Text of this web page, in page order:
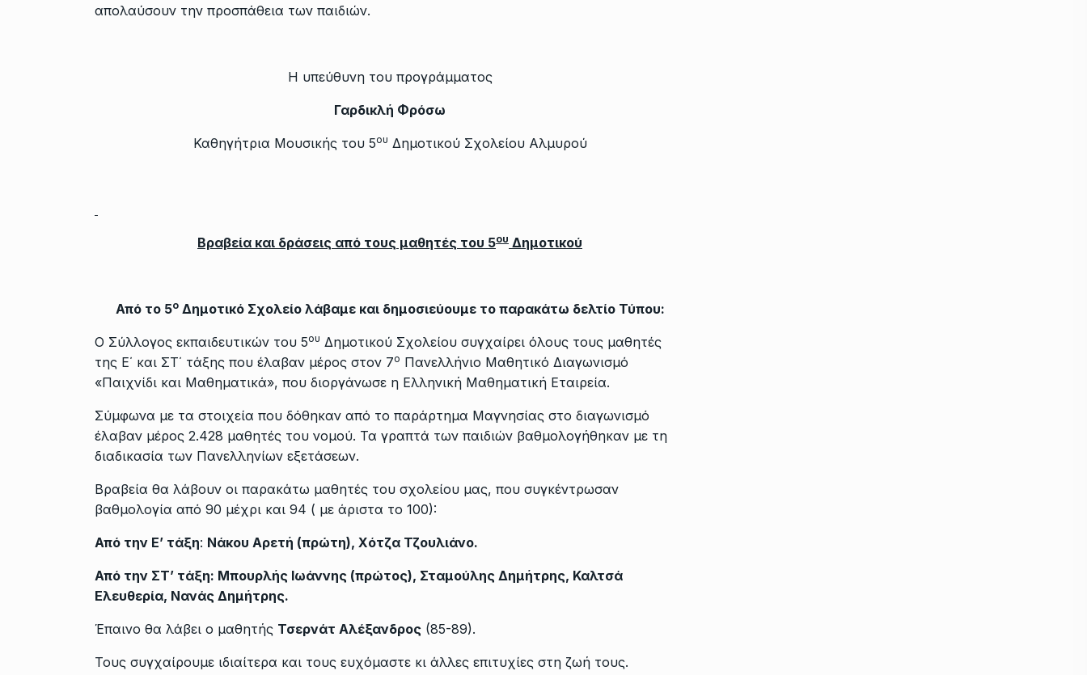
απολαύσουν την προσπάθεια των παιδιών.
Η υπεύθυνη του προγράμματος
Γαρδικλή Φρόσω
Καθηγήτρια Μουσικής του 5ου Δημοτικού Σχολείου Αλμυρού
Βραβεία και δράσεις από τους μαθητές του 5ου Δημοτικού
Από το 5οΔημοτικό Σχολείο λάβαμε και δημοσιεύουμε το παρακάτω δελτίο Τύπου:
Ο Σύλλογος εκπαιδευτικών του 5ου Δημοτικού Σχολείου συγχαίρει όλους τους μαθητές
της Ε΄ και ΣΤ΄ τάξης που έλαβαν μέρος στον 7ο Πανελλήνιο Μαθητικό Διαγωνισμό
«Παιχνίδι και Μαθηματικά», που διοργάνωσε η Ελληνική Μαθηματική Εταιρεία.
Σύμφωνα με τα στοιχεία που δόθηκαν από το παράρτημα Μαγνησίας στο διαγωνισμό
έλαβαν μέρος 2.428 μαθητές του νομού. Τα γραπτά των παιδιών βαθμολογήθηκαν με τη
διαδικασία των Πανελληνίων εξετάσεων.
Βραβεία θα λάβουν οι παρακάτω μαθητές του σχολείου μας, που συγκέντρωσαν
βαθμολογία από 90 μέχρι και 94 ( με άριστα το 100):
Από την Ε’ τάξη: Νάκου Αρετή (πρώτη), Χότζα Τζουλιάνο.
Από την ΣΤ’ τάξη: Μπουρλής Ιωάννης (πρώτος), Σταμούλης Δημήτρης, Καλτσά
Ελευθερία, Νανάς Δημήτρης.
Έπαινο θα λάβει ο μαθητής Τσερνάτ Αλέξανδρος (85-89).
Τους συγχαίρουμε ιδιαίτερα και τους ευχόμαστε κι άλλες επιτυχίες στη ζωή τους.